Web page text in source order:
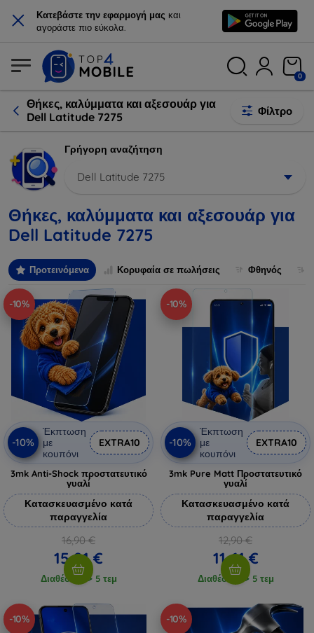
× Κατεβάστε την εφαρμογή μας και
αγοράστε πιο εύκολα.
0
Θήκες, καλύμματα και αξεσουάρ για
Dell Latitude 7275
Φίλτρο
Γρήγορη αναζήτηση
Dell Latitude 7275
Θήκες, καλύμματα και αξεσουάρ για
Dell Latitude 7275
Προτεινόμενα Κορυφαία σε πωλήσεις Φθηνός
-10%
-10%
Έκπτωση
με
κουπόνι
EXTRA10
3mk Anti-Shock προστατευτικό
γυαλί
Κατασκευασμένο κατά
παραγγελία
16,90 €
15,21 €
Διαθέσιμο > 5 τεμ
-10%
-10%
Έκπτωση
με
κουπόνι
EXTRA10
3mk Pure Matt Προστατευτικό
γυαλί
Κατασκευασμένο κατά
παραγγελία
12,90 €
11,61 €
Διαθέσιμο > 5 τεμ
-10% -10%